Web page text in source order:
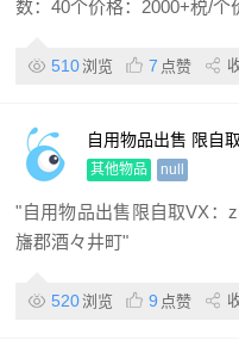
数：40个价格：2000+税/
510浏览 7 点赞
自用物品出售 限自取
其他物品 null
"自用物品出售限自取VX：
旛郡酒々井町"
520浏览 9 点赞